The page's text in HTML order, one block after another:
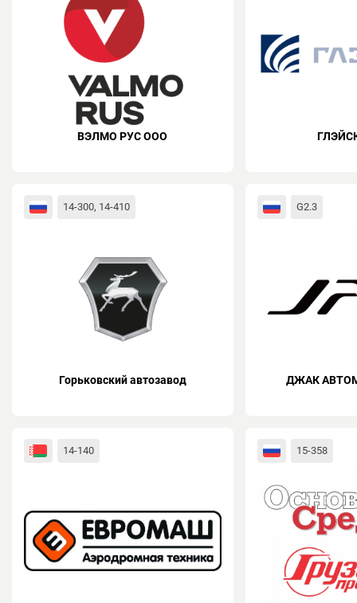
ВЭЛМО РУС ООО
14-300, 14-410
Горьковский автозавод
G2.3
ДЖАК
14-140 15-358